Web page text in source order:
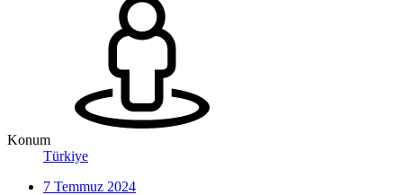
Konum
Türkiye
7 Temmuz 2024